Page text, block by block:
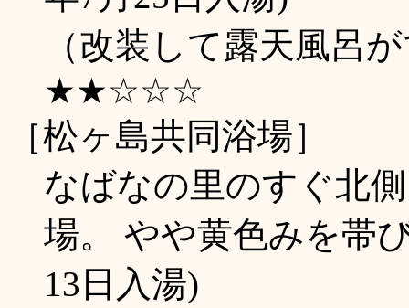
（改装して露天風呂
★★☆☆☆
［松ヶ島共同浴場］
なばなの里のすぐ北
場。 やや黄色みを帯
13日入湯)